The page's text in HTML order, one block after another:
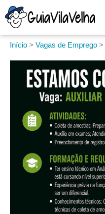
Início > Vagas de Emprego >